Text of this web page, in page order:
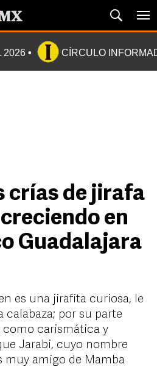
2026 CÍRCULO
crías de jirafa
en
Guadalajara
es una jirafita curiosa, le
calabaza; por su parte
como carismática y
Jarabi, cuyo nombre
muy amigo de Mamba